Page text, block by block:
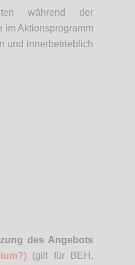
während der
im Aktionsprogramm
und innerbetrieblich
des Angebots
(gilt für BEH,